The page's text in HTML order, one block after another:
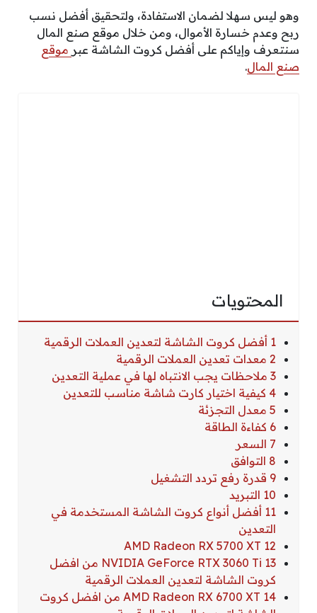
وهو ليس سهلا لضمان الاستفادة، ولتحقيق أفضل نسب
ربح وعدم خسارة الأموال، ومن خلال موقع صنع المال
سنتعرف وإياكم على أفضل كروت الشاشة عبر موقع
صنع المال.
المحتويات
1 أفضل كروت الشاشة لتعدين العملات الرقمية
2 معدات تعدين العملات الرقمية
3 ملاحظات يجب الانتباه لها في عملية التعدين
4 كيفية اختيار كارت شاشة مناسب للتعدين
5 معدل التجزئة
6 كفاءة الطاقة
7 السعر
8 التوافق
9 قدرة رفع تردد التشغيل
10 التبريد
11 أفضل أنواع كروت الشاشة المستخدمة في
التعدين
12 AMD Radeon RX 5700 XT
13 NVIDIA GeForce RTX 3060 Ti من افضل
كروت الشاشة لتعدين العملات الرقمية
14 AMD Radeon RX 6700 XT من افضل كروت